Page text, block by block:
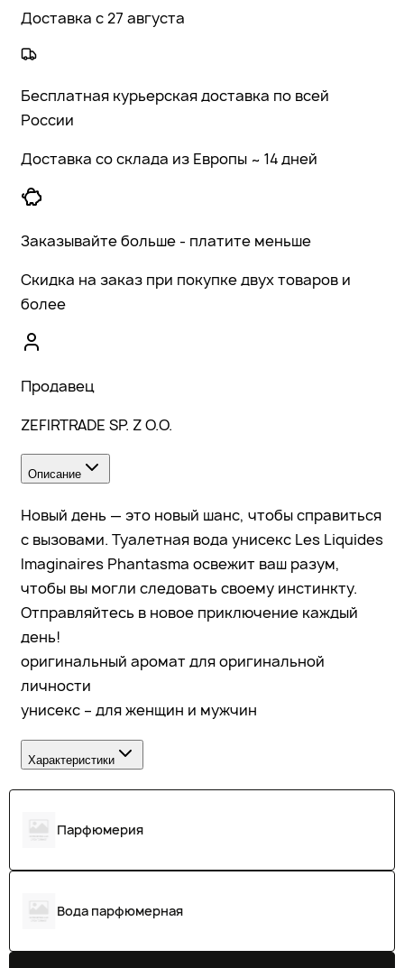
Доставка с 27 августа
Бесплатная курьерская доставка по всей
России
Доставка со склада из Европы ~ 14 дней
Заказывайте больше - платите меньше
Скидка на заказ при покупке двух товаров и
более
Продавец
ZEFIRTRADE SP. Z O.O.
Описание
Новый день — это новый шанс, чтобы справиться
с вызовами. Туалетная вода унисекс Les Liquides
Imaginaires Phantasma освежит ваш разум,
чтобы вы могли следовать своему инстинкту.
Отправляйтесь в новое приключение каждый
день!
оригинальный аромат для оригинальной
личности
унисекс – для женщин и мужчин
Характеристики
Парфюмерия
Вода парфюмерная